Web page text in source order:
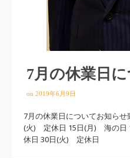
7月の休業日
on 2019年6月9日
7月の休業日についてお知ら
(火) 定休日 15日(月) 海の
休日 30日(火) 定休日